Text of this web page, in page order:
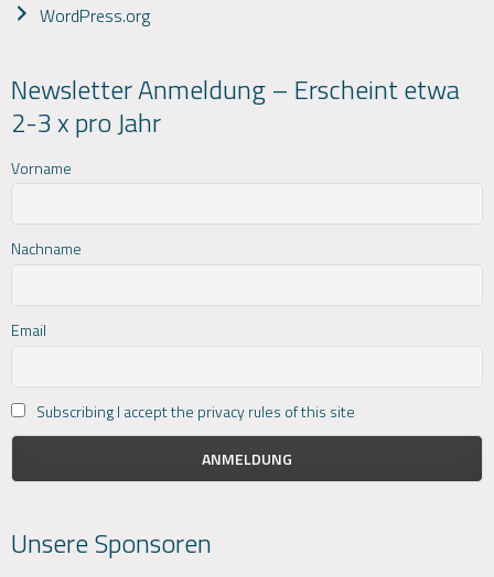
WordPress.org
Newsletter Anmeldung – Erscheint etwa
2-3 x pro Jahr
Vorname
Nachname
Email
Subscribing I accept the privacy rules of this site
Unsere Sponsoren